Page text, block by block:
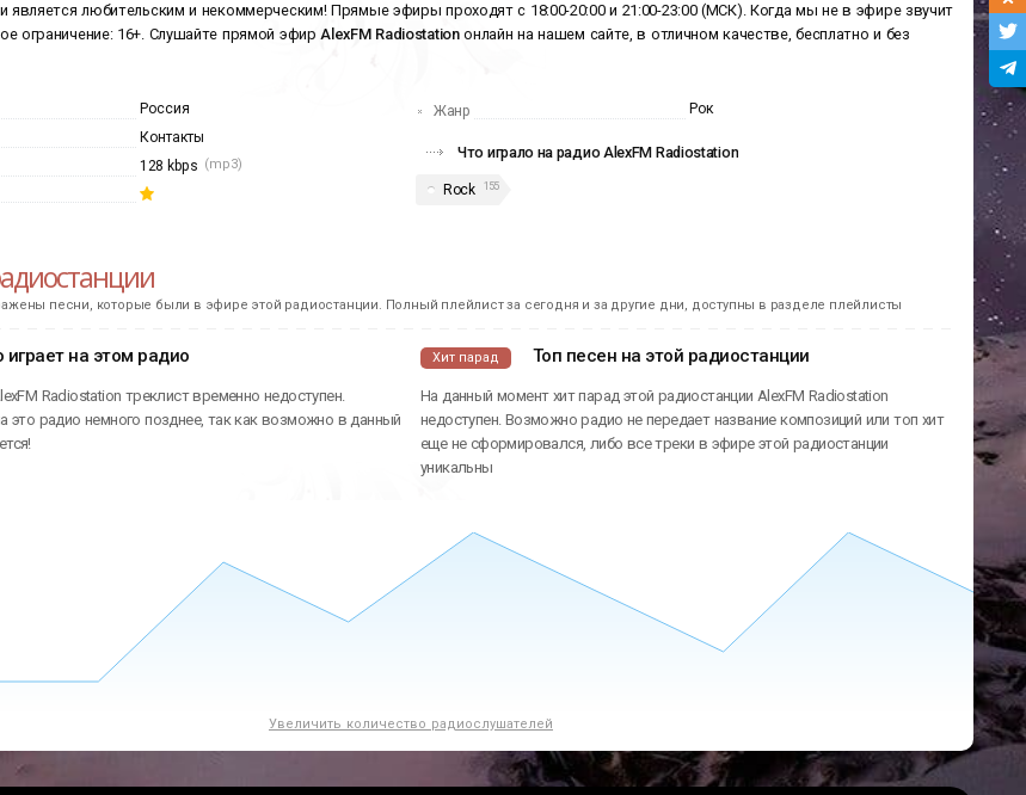
и является любительским и некоммерческим! Прямые эфиры проходят с 18:00-20:00 и 21:00-23:00 (МСК). Когда мы не в эфире звучит
ограничение: 16+. Слушайте прямой эфирAlexFM Radiostationонлайн на нашем сайте, в отличном качестве, бесплатно и без
Россия
Контакты
128 kbps (mp3)
Жанр Рок
Что играло на радио AlexFM Radiostation
Rock 155
песни, которые были в эфире этой радиостанции. Полный плейлист за сегодня и за другие дни, доступны в разделе плейлисты
играет на этом радио
Radiostation треклист временно недоступен.
это радио немного позднее, так как возможно в данный
Хит парад Топ песен на этой радиостанции
На данный момент хит парад этой радиостанции AlexFM Radiostation
недоступен. Возможно радио не передает название композиций или топ хит
еще не сформировался, либо все треки в эфире этой радиостанции
уникальны
Увеличить количество радиослушателей